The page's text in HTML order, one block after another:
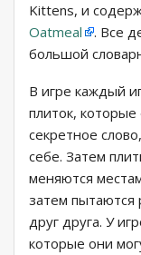
Kittens, и
Oatmeal
. Все
большой
В игре каждый
плиток,
секретное
себе. Затем
меняются
затем пытаются
друг друга. У
которые они